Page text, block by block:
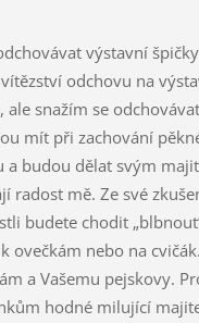
výstavní
odchovu na
ale snažím se
mít při zachování
a budou dělat svým
radost mě. Ze své
budete chodit
ovečkám nebo na
a Vašemu pejskovy.
hodné milující